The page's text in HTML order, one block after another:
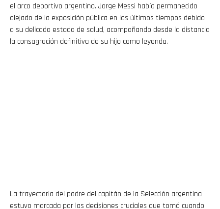
el arco deportivo argentino. Jorge Messi había permanecido
alejado de la exposición pública en los últimos tiempos debido
a su delicado estado de salud, acompañando desde la distancia
la consagración definitiva de su hijo como leyenda.
La trayectoria del padre del capitán de la Selección argentina
estuvo marcada por las decisiones cruciales que tomó cuando